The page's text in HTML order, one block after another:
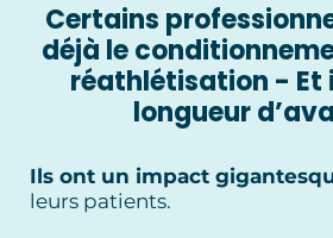
Certains
déjà le
réathlétisation - Et
longueur
Ils ont un impact
leurs patients.